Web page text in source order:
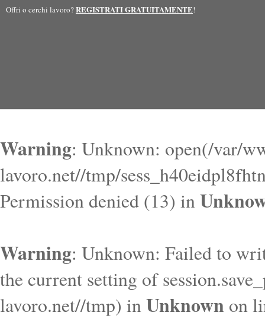
Offri o cerchi lavoro?REGISTRATI GRATUITAMENTE!
Warning: Unknown: open(/var/
lavoro.net//tmp/
Permission denied (13) in
Warning: Unknown: Failed to
the current setting of
lavoro.net//tmp) inUnknown on